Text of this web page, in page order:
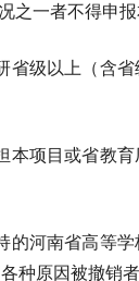
之一者不得申报
省级以上（含
本项目或省教
的河南省高等
种原因被撤销者